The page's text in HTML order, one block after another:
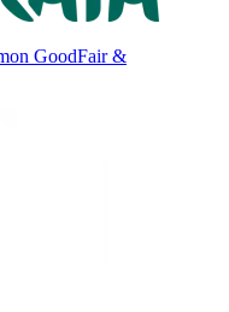
GoodFair &